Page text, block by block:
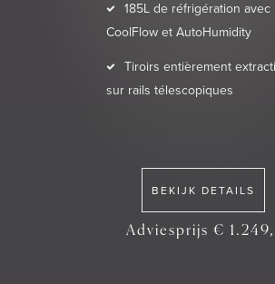
185L de réfrigération avec
CoolFlow et AutoHumidity
Tiroirs entièrement
sur rails télescopiques
BEKIJK DETAILS
Adviesprijs €